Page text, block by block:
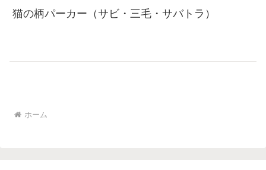
猫の柄パーカー（サビ・三毛・サバトラ）
ホーム